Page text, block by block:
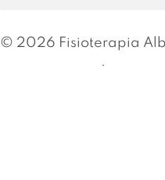
© 2026 Fisioterapia
.